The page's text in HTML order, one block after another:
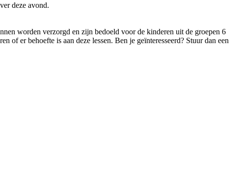
deze avond.
worden verzorgd en zijn bedoeld voor de kinderen uit de groepen 6
of er behoefte is aan deze lessen. Ben je geïnteresseerd? Stuur dan een